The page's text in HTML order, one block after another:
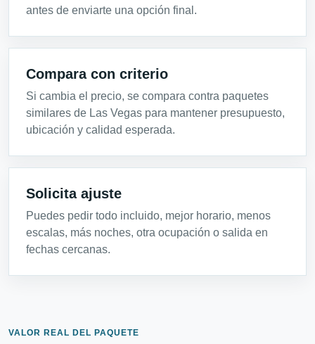
antes de enviarte una opción final.
Compara con criterio
Si cambia el precio, se compara contra paquetes
similares de Las Vegas para mantener presupuesto,
ubicación y calidad esperada.
Solicita ajuste
Puedes pedir todo incluido, mejor horario, menos
escalas, más noches, otra ocupación o salida en
fechas cercanas.
VALOR REAL DEL PAQUETE